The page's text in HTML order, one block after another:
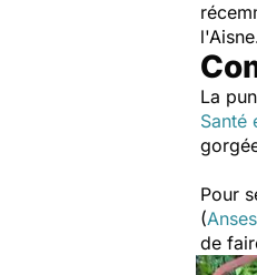
La
Santé
Pour
(Anses
de